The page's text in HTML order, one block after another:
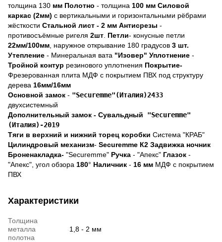
толщина 130 мм Полотно - толщина 100 мм Силовой
каркас (2мм) с вертикальными и горизонтальными рёбрами
жёсткости Стальной лист - 2 мм Антисрезы -
противосъёмные ригеля 2шт Петли- конусные петли
22мм/100мм , наружное открывание 180 градусов 3 шт.
Утепление - Минеральная вата "Изовер" Уплотнение -
Тройной контур резинового уплотнения Покрытие-
Фрезерованная плита МДФ с покрытием ПВХ под структуру
дерева 16мм/16мм
Основной замок - "Securemme"(Италия)2433
двухсистемный
Дополнительный замок - Сувальдный
"Securemme"
(Италия)-2019
Тяги в верхний и нижний торец коробки Система "КРАБ"
Цилиндровый механизм- Securemme К2 Задвижка ночник
Броненакладка- "Securemme" Ручка - "Апекс" Глазок -
"Апекс", угол обзора 180° Наличник - 16 мм МДФ с покрытием
ПВХ
Характеристики
Толщина
металла
полотна
1,8 - 2 мм